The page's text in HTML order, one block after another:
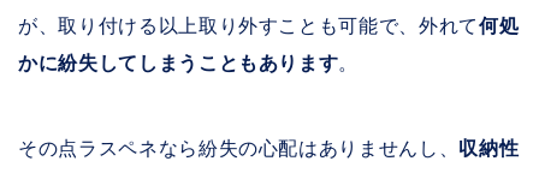
が、取り付ける以上取り外すことも可能で、外れて何処
かに紛失してしまうこともあります
その点ラスペネなら紛失の心配はありませんし、 収納性